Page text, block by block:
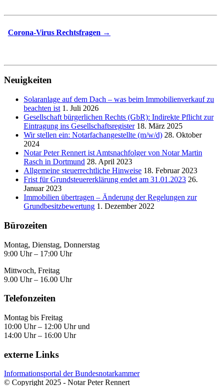
Corona-Virus Rechtsfragen →
Neuigkeiten
Solaranlage auf dem Dach – was beim Immobilienverkauf zu
beachten ist 1. Juli 2026
Gesellschaft bürgerlichen Rechts (GbR): Indirekte Pflicht zur
Eintragung ins Gesellschaftsregister 18. März 2025
Wir stellen ein: Notarfachangestellte (m/w/d) 28. Oktober
2024
Notar Peter Rennert ist Amtsnachfolger von Notar Martin
Rasch in Dortmund 28. April 2023
Allgemeine steuerrechtliche Hinweise 18. Februar 2023
Frist für Grundsteuererklärung endet am 31.01.2023 26.
Januar 2023
Immobilien übertragen – Änderung der Regelungen zur
Grundbesitzbewertung 1. Dezember 2022
Bürozeiten
Montag, Dienstag, Donnerstag
9:00 Uhr – 17:00 Uhr
Mittwoch, Freitag
9.00 Uhr – 16.00 Uhr
Telefonzeiten
Montag bis Freitag
10:00 Uhr – 12:00 Uhr und
14:00 Uhr – 16:00 Uhr
externe Links
Informationsportal der Bundesnotarkammer
© Copyright 2025 - Notar Peter Rennert